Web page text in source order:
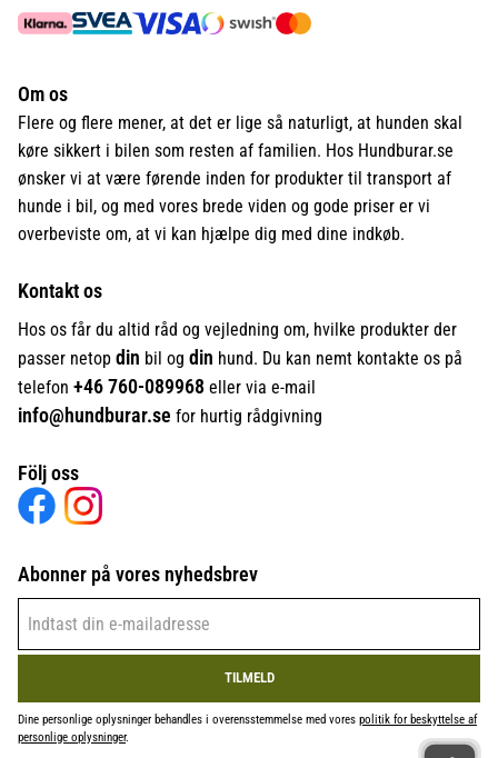
Om os
Flere og flere mener, at det er lige så naturligt, at hunden skal
køre sikkert i bilen som resten af familien. Hos Hundburar.se
ønsker vi at være førende inden for produkter til transport af
hunde i bil, og med vores brede viden og gode priser er vi
overbeviste om, at vi kan hjælpe dig med dine indkøb.
Kontakt os
Hos os får du altid råd og vejledning om, hvilke produkter der
passer netop din bil og din hund. Du kan nemt kontakte os på
telefon +46760-089968 eller via e-mail
info@hundburar.se for hurtig rådgivning
Följ oss
Abonner på vores nyhedsbrev
TILMELD
Dine personlige oplysninger behandles i overensstemmelse med vores politik for beskyttelse af
personlige oplysninger.